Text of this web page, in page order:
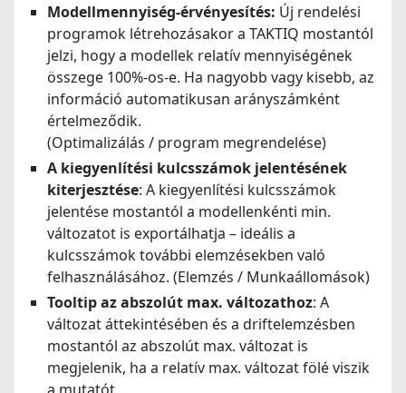
Modellmennyiség-érvényesítés: Új rendelési
programok létrehozásakor a TAKTIQ mostantól
jelzi, hogy a modellek relatív mennyiségének
összege 100%-os-e. Ha nagyobb vagy kisebb, az
információ automatikusan arányszámként
értelmeződik.
(Optimalizálás / program megrendelése)
A kiegyenlítési kulcsszámok jelentésének
kiterjesztése: A kiegyenlítési kulcsszámok
jelentése mostantól a modellenkénti min.
változatot is exportálhatja – ideális a
kulcsszámok további elemzésekben való
felhasználásához. (Elemzés / Munkaállomások)
Tooltip az abszolút max. változathoz: A
változat áttekintésében és a driftelemzésben
mostantól az abszolút max. változat is
megjelenik, ha a relatív max. változat fölé viszik
a mutatót.